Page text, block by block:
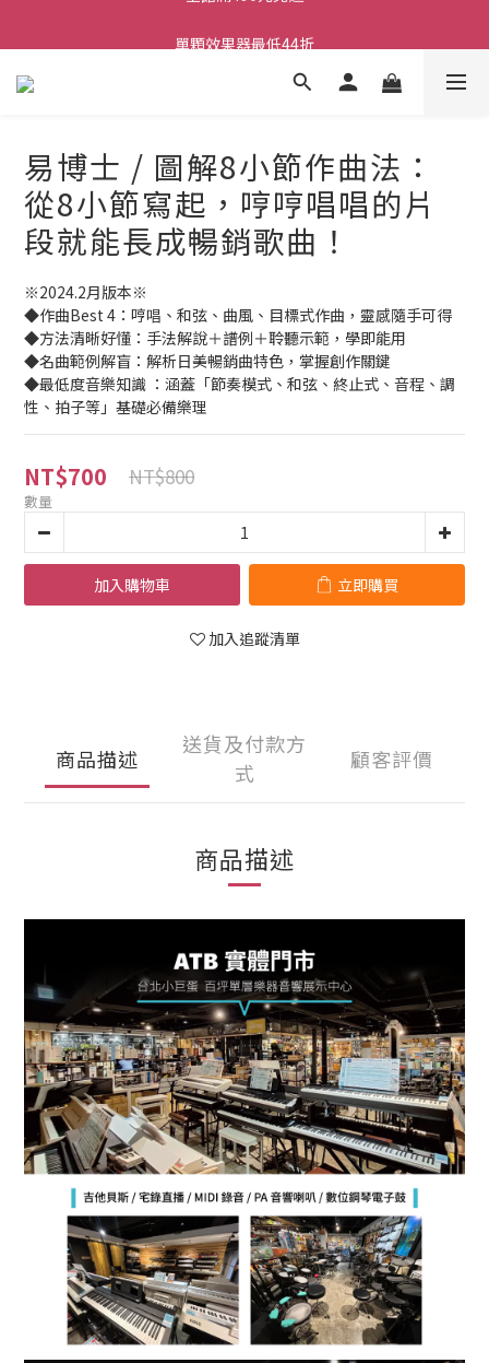
ATB會員 滿20000折1000 滿10000折500 滿5000折250
易博士 / 圖解8小節作曲法：
從8小節寫起，哼哼唱唱的片
段就能長成暢銷歌曲！
※2024.2月版本※
◆作曲Best 4：哼唱、和弦、曲風、目標式作曲，靈感隨手可得
◆方法清晰好懂：手法解說＋譜例＋聆聽示範，學即能用
◆名曲範例解盲：解析日美暢銷曲特色，掌握創作關鍵
◆最低度音樂知識 ：涵蓋「節奏模式、和弦、終止式、音程、調
性、拍子等」基礎必備樂理
NT$700 NT$800
數量
加入購物車 立即購買
加入追蹤清單
商品描述
送貨及付款方
式
顧客評價
商品描述